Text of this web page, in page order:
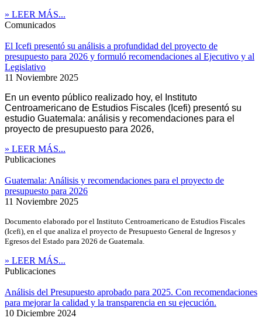
» LEER MÁS...
Comunicados
El Icefi presentó su análisis a profundidad del proyecto de
presupuesto para 2026 y formuló recomendaciones al Ejecutivo y al
Legislativo
11 Noviembre 2025
En un evento público realizado hoy, el Instituto
Centroamericano de Estudios Fiscales (Icefi) presentó su
estudio Guatemala: análisis y recomendaciones para el
proyecto de presupuesto para 2026,
» LEER MÁS...
Publicaciones
Guatemala: Análisis y recomendaciones para el proyecto de
presupuesto para 2026
11 Noviembre 2025
Documento elaborado por el Instituto Centroamericano de Estudios Fiscales
(Icefi), en el que analiza el proyecto de Presupuesto General de Ingresos y
Egresos del Estado para 2026 de Guatemala.
» LEER MÁS...
Publicaciones
Análisis del Presupuesto aprobado para 2025. Con recomendaciones
para mejorar la calidad y la transparencia en su ejecución.
10 Diciembre 2024